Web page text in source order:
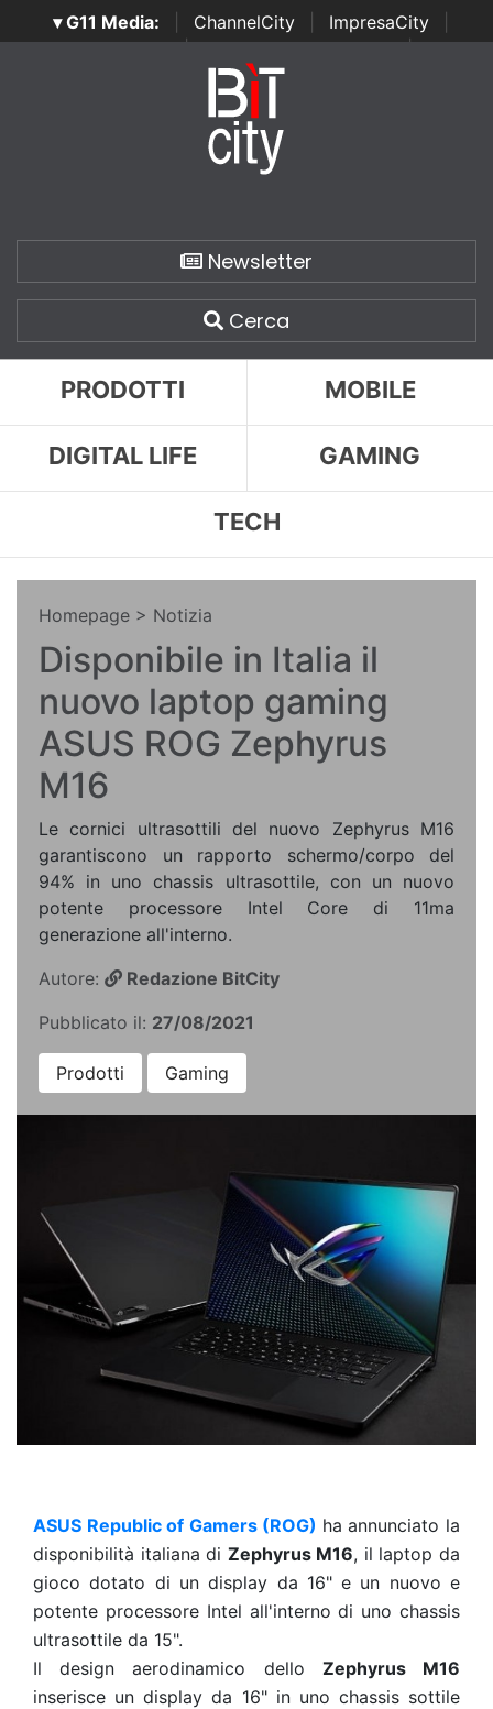
▾ G11 Media: ChannelCity ImpresaCity
SecurityOpenLab | Italian Channel Awards | Italian
Italian Security Awards
Newsletter
Cerca
PRODOTTI MOBILE
DIGITAL LIFE GAMING
TECH
Homepage > Notizia
Disponibile in Italia il
nuovo laptop gaming
ASUS ROG Zephyrus
M16
Le cornici ultrasottili del nuovo Zephyrus M16
garantiscono un rapporto schermo/corpo del
94% in uno chassis ultrasottile, con un nuovo
potente processore Intel Core di 11ma
generazione all'interno.
Autore:
Redazione BitCity
Pubblicato il: 27/08/2021
Prodotti Gaming
ASUS Republic of Gamers (ROG) ha annunciato la
disponibilità italiana di Zephyrus M16, il laptop da
gioco dotato di un display da 16" e un nuovo e
potente processore Intel all'interno di uno chassis
ultrasottile da 15".
Il design aerodinamico dello Zephyrus M16
inserisce un display da 16" in uno chassis sottile